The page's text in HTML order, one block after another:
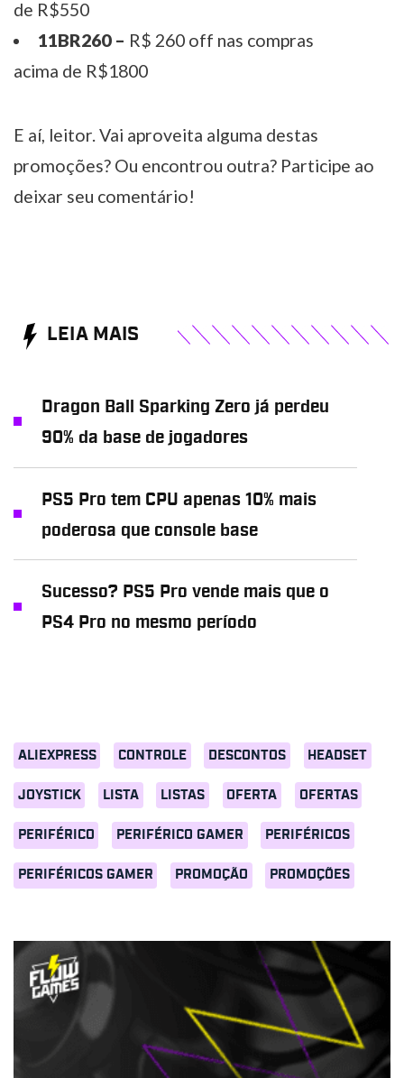
de R$550
11BR260 – R$ 260 off nas compras
acima de R$1800
E aí, leitor. Vai aproveita alguma destas
promoções? Ou encontrou outra? Participe ao
deixar seu comentário!
ALIEXPRESS CONTROLE DESCONTOS HEADSET
JOYSTICK LISTA LISTAS OFERTA OFERTAS
PERIFÉRICO PERIFÉRICO GAMER PERIFÉRICOS
PERIFÉRICOS GAMER PROMOÇÃO PROMOÇÕES
LEIA MAIS
Dragon Ball Sparking Zero já perdeu
90% da base de jogadores
PS5 Pro tem CPU apenas 10% mais
poderosa que console base
Sucesso? PS5 Pro vende mais que o
PS4 Pro no mesmo período